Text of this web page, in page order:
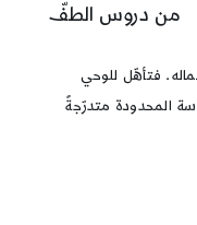
من دروس الطفّ
فتأهّل للوحي
المحدودة متدرّجةً